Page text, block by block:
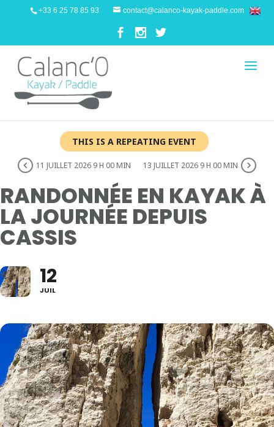
+33 6 25 78 85 93 contact@calanco-kayak-paddle.com
THIS IS A REPEATING EVENT
11 JUILLET 2026 9 H 00 MIN 13 JUILLET 2026 9 H 00 MIN
RANDONNÉE EN KAYAK À
LA JOURNÉE DEPUIS
CASSIS
12
JUIL